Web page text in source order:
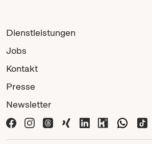
Dienstleistungen
Jobs
Kontakt
Presse
Newsletter